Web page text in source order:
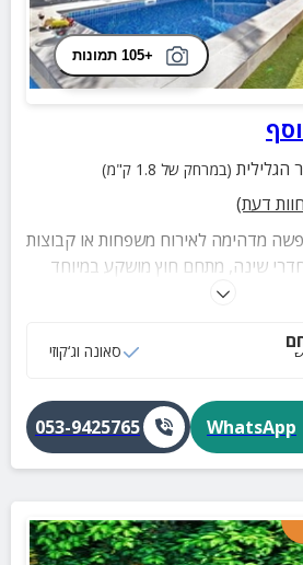
+105 תמונות
הגלילית (במרחק של 1.8 ק"מ)
חוות דעת)
מדהימה לאירוח משפחות או קבוצות
17 נפשות! 6 חדרי שינה, מתחם חוץ מושקע במיוחד
מיטות שיזוף, פינות ישיבה ועוד
סאונה וג‘קוזי
WhatsApp
053-9425765